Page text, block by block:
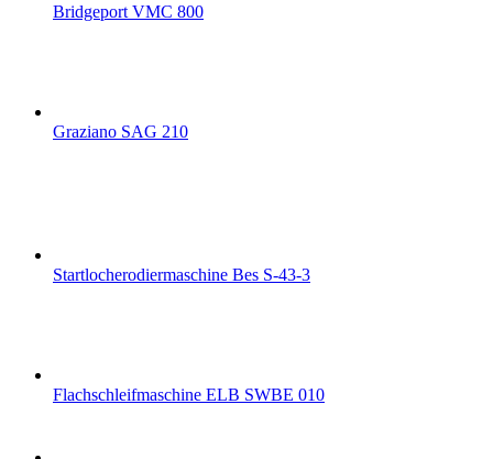
Bridgeport VMC 800
Graziano SAG 210
Startlocherodiermaschine Bes S-43-3
Flachschleifmaschine ELB SWBE 010